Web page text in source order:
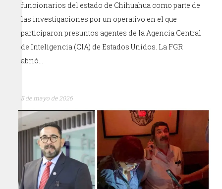
funcionarios del estado de Chihuahua como parte de
las investigaciones por un operativo en el que
participaron presuntos agentes de la Agencia Central
de Inteligencia (CIA) de Estados Unidos. La FGR
abrió…
5 de mayo de 2026